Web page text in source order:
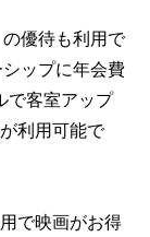
優待も利用で
ップに年会費
で客室アップ
利用可能で
で映画がお得